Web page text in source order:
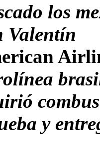
los
Valentín
y